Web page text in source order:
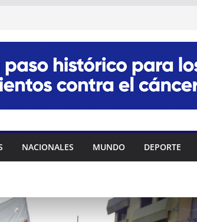
NACIONALES MUNDO DEPORTE